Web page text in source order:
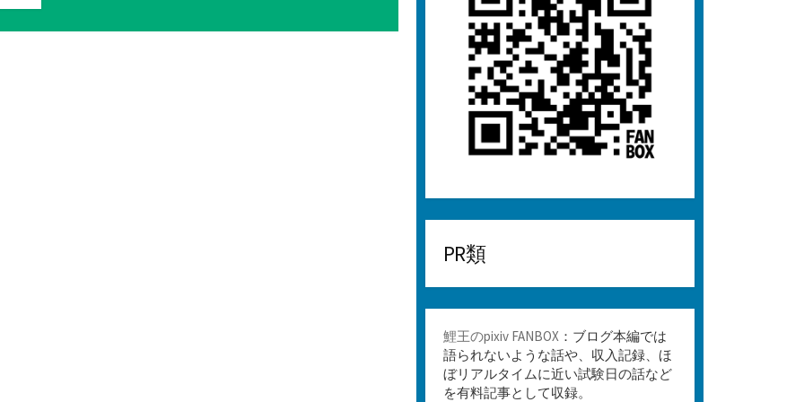
PR類
鯉王のpixiv FANBOX ：ブログ本編では
語られないような話や、収入記録、ほ
ぼリアルタイムに近い試験日の話など
を有料記事として収録。